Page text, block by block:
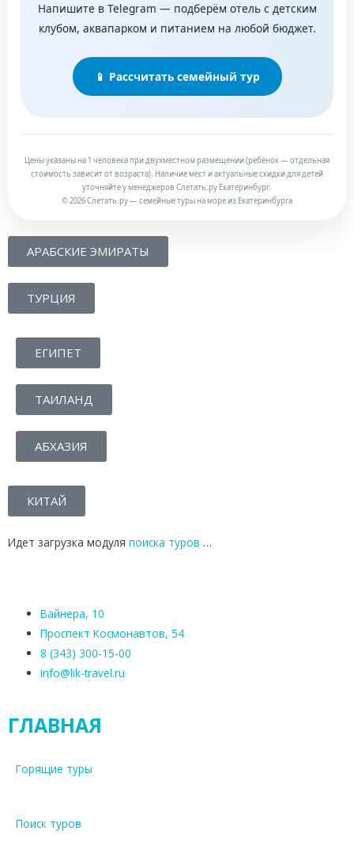
Напишите в Telegram — подберём отель с детским
клубом, аквапарком и питанием на любой бюджет.
📱 Рассчитать семейный тур
Цены указаны на 1 человека при двухместном размещении (ребёнок — отдельная
стоимость зависит от возраста). Наличие мест и актуальные скидки для детей
уточняйте у менеджеров Слетать.ру Екатеринбург.
© 2026 Слетать.ру — семейные туры на море из Екатеринбурга
АРАБСКИЕ ЭМИРАТЫ
ТУРЦИЯ
ЕГИПЕТ
ТАИЛАНД
АБХАЗИЯ
КИТАЙ
Идет загрузка модуля поиска туров …
Вайнера, 10
Проспект Космонавтов, 54
8 (343) 300-15-00
info@lik-travel.ru
ГЛАВНАЯ
Горящие туры
Поиск туров